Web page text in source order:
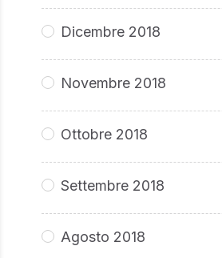
Dicembre 2018
Novembre 2018
Ottobre 2018
Settembre 2018
Agosto 2018